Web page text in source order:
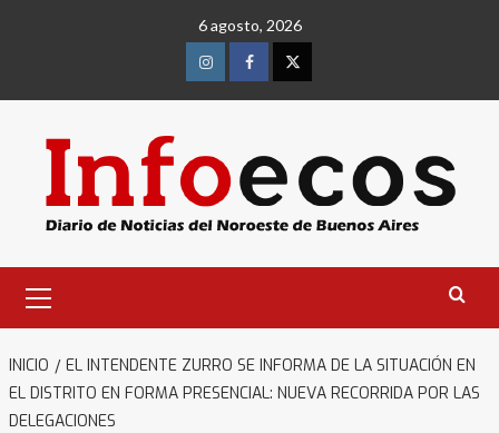
6 agosto, 2026
InstagramFacebookTwitter
primario
INICIO
EL INTENDENTE ZURRO SE INFORMA DE LA SITUACIÓN EN
EL DISTRITO EN FORMA PRESENCIAL: NUEVA RECORRIDA POR LAS
DELEGACIONES